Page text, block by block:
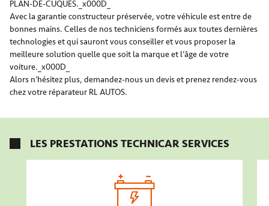
PLAN-DE-CUQUES._x000D_
Avec la garantie constructeur préservée, votre véhicule est entre de
bonnes mains. Celles de nos techniciens formés aux toutes dernières
technologies et qui sauront vous conseiller et vous proposer la
meilleure solution quelle que soit la marque et l’âge de votre
voiture._x000D_
Alors n’hésitez plus, demandez-nous un devis et prenez rendez-vous
chez votre réparateur RL AUTOS.
LES PRESTATIONS TECHNICAR SERVICES